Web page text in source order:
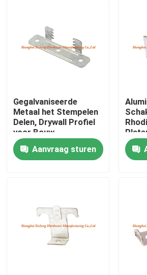
Ongeveer ons
Kwaliteitscontrole
Contacteer ons
Het Comité van de
Het Comité van de staaltoegang
Gegalvaniseerde
Metaal het Stempelen
Delen, Drywall Profiel
voor Bouw
Aanvraag sturen